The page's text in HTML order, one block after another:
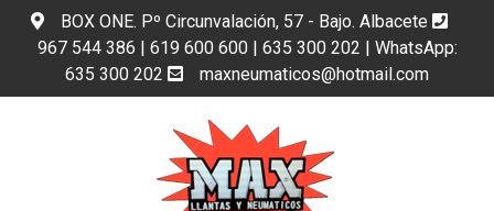
BOX ONE. Pº Circunvalación, 57 - Bajo. Albacete
967 544 386 | 619 600 600 | 635 300 202 | WhatsApp:
635 300 202
maxneumaticos@hotmail.com